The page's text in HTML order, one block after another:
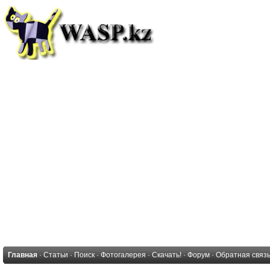
Главная · Статьи · Поиск · Фотогалерея · Скачать! · Форум · Обратная связь